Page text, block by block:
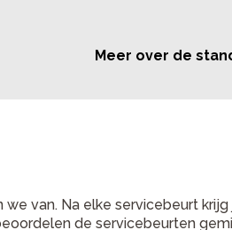
Meer over de
van. Na elke servicebeurt
de servicebeurten